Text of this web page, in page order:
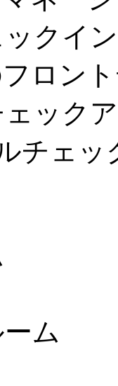
クイ
ロン
ック
チェッ
ム